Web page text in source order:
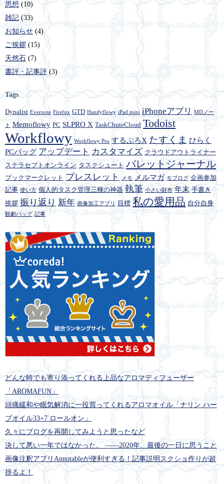
思想(10)
雑記 (33)
お知らせ (4)
ご挨拶 (15)
天然石 (7)
書評・記事評 (3)
Tags
Dynalist Evernote Firefox GTD Handyflowy iPad mini iPhoneアプリ MDノー
ト Memoflowy PC SLPRO X TaskChuteCloud Todoist
Workflowy Workflowy Pro するぷろX たすくま ひらく
PCバッグ アップデート カスタマイズ クラウドアウトライナー
ステラセプトオンライン タスクシュート バレットジャーナル
ブックマークレット ブレスレット メモ メルマガ モブログ 企画参加
記事 使い方 個人的タスク管理三種の神器 執筆 小さい財布 年末 手書き
挨拶 振り返り 新年 画像加工アプリ 目標 私の愛用品 自分自身
観劇バッグ 記事
どんな時でも寄り添ってくれる上品なアロマディフューザー
「AROMAFUN」
頭痛緩和や眠気解消に一役買ってくれるアロマオイル「ナリン ハー
ブオイル33+7 ロールオン」
久々にブログを再開してみようと思ったなど
決して悪い一年ではなかった。 ――2020年、最後の一日に思うこと
画像注釈アプリAnnotableが便利すぎる！記事説明スクショ作りが超
捗るよ！